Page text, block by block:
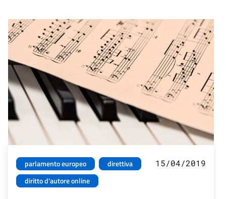
parlamento europeo
direttiva
diritto d'autore online
15/04/2019